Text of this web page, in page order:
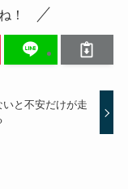
！
いと不安だけが走